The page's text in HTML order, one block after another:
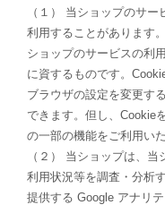
（１） 当ショップのサ
利用することがあります
ショップのサービスの利
に資するものです。
ブラウザの設定を変更す
できます。但し、Cookie
の一部の機能をご利用い
（２） 当ショップは、
利用状況等を調査・分析
提供する Google アナリ